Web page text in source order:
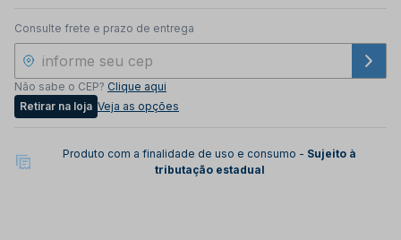
Consulte frete e prazo de entrega
Não sabe o CEP? Clique aqui
Retirar na loja Veja as opções
Produto com a finalidade de uso e consumo - Sujeito à
tributação estadual